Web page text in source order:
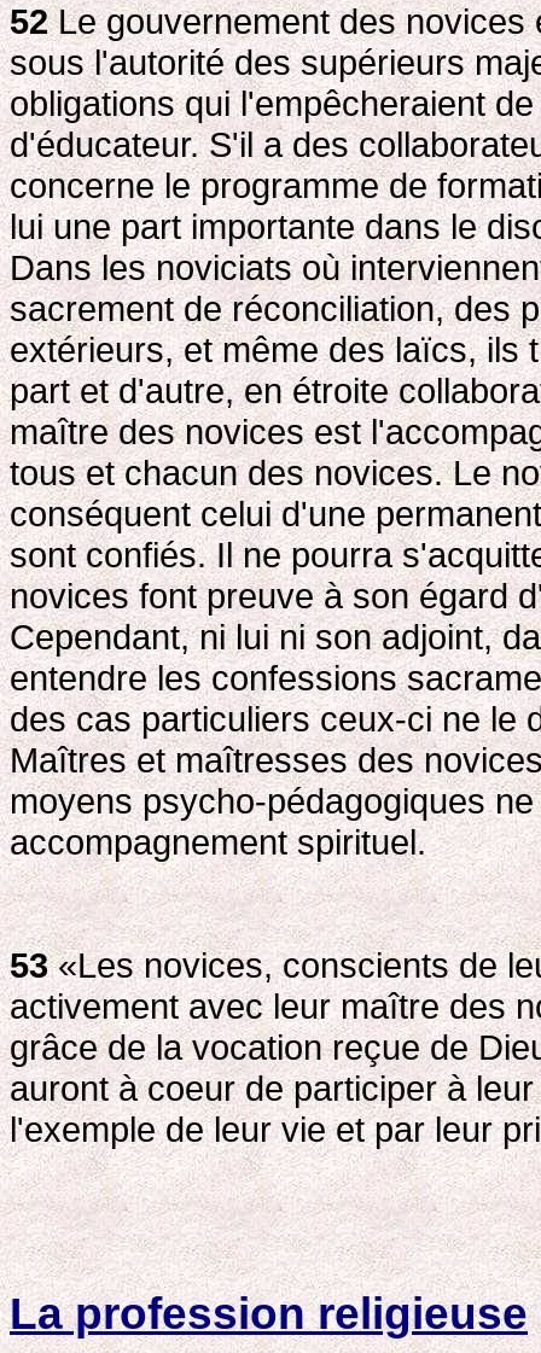
52Le gouvernement des novices
sous l'autorité des supérieurs
obligations qui l'empêcheraient
d'éducateur. S'il a des
concerne le programme de
lui une part importante dans le
Dans les noviciats où
sacrement de réconciliation, des
extérieurs, et même des laïcs, ils
part et d'autre, en étroite
maître des novices est
tous et chacun des novices. Le
conséquent celui d'une
sont confiés. Il ne pourra
novices font preuve à son égard
Cependant, ni lui ni son adjoint,
entendre les confessions
des cas particuliers ceux-ci ne le
Maîtres et maîtresses des
moyens psycho-pédagogiques
accompagnement spirituel.
53«Les novices, conscients de
activement avec leur maître des
grâce de la vocation reçue de
auront à coeur de participer à
l'exemple de leur vie et par leur
La profession religieuse